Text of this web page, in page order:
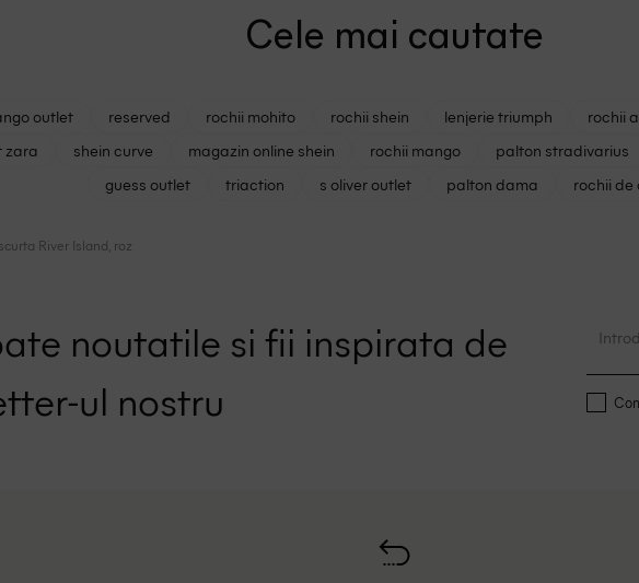
Cele mai cautate
outlet reserved rochii mohito rochii shein lenjerie triumph rochii
zara shein curve magazin online shein rochii mango palton stradivarius
guess outlet
triaction s oliver outlet palton dama rochii de
River Island, roz
noutatile si fii inspirata de
ul nostru